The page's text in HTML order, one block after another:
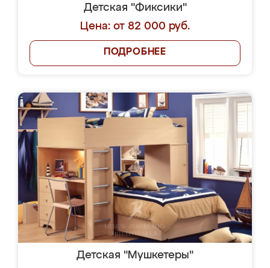
Детская "Фиксики"
Цена: от 82 000 руб.
ПОДРОБНЕЕ
Детская "Мушкетеры"